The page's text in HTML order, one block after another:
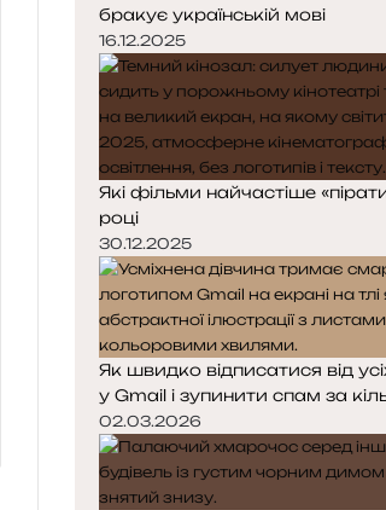
бракує українській мові
16.12.2025
Які фільми найчастіше
році
30.12.2025
Як швидко відписатися від
у Gmail і зупинити спам за
02.03.2026